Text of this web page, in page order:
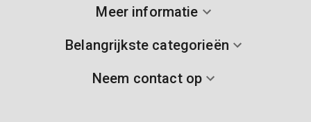
Meer informatie
Belangrijkste categorieën
Neem contact op